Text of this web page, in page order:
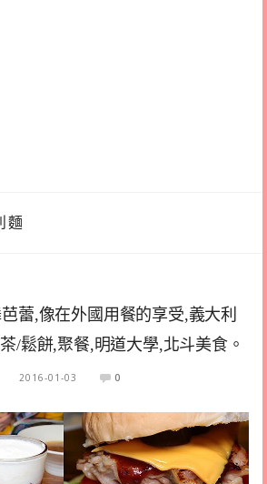
麵
蕾,像在外國用餐的享受,義大利
/鬆餅,聚餐,明道大學,北斗美食。
2016-01-03 0